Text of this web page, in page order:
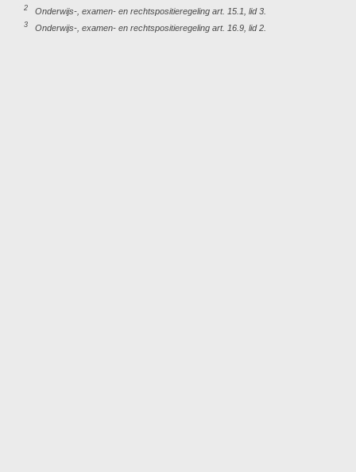
2 Onderwijs-, examen- en rechtspositieregeling art. 15.1, lid 3.
3 Onderwijs-, examen- en rechtspositieregeling art. 16.9, lid 2.